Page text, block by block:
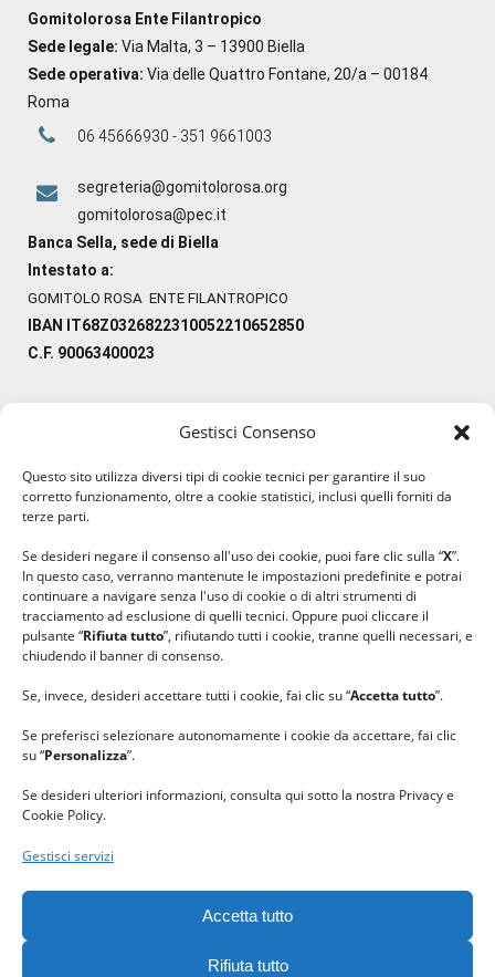
Gestisci Consenso
Questo sito utilizza diversi tipi di cookie tecnici per garantire il suo
corretto funzionamento, oltre a cookie statistici, inclusi quelli forniti da
terze parti.
Se desideri negare il consenso all'uso dei cookie, puoi fare clic sulla “X”.
In questo caso, verranno mantenute le impostazioni predefinite e potrai
continuare a navigare senza l'uso di cookie o di altri strumenti di
tracciamento ad esclusione di quelli tecnici. Oppure puoi cliccare il
pulsante “Rifiuta tutto”, rifiutando tutti i cookie, tranne quelli necessari, e
chiudendo il banner di consenso.
Se, invece, desideri accettare tutti i cookie, fai clic su “Accetta tutto”.
Se preferisci selezionare autonomamente i cookie da accettare, fai clic
su “Personalizza”.
Se desideri ulteriori informazioni, consulta qui sotto la nostra Privacy e
Cookie Policy.
Gestisci servizi
Accetta tutto
Rifiuta tutto
Gomitolorosa Ente Filantropico
Sede legale: Via Malta, 3 – 13900 Biella
Sede operativa: Via delle Quattro Fontane, 20/a – 00184
Roma
06 45666930 - 351 9661003
segreteria@gomitolorosa.org
gomitolorosa@pec.it
Banca Sella, sede di Biella
Intestato a:
GOMITOLO ROSA ENTE FILANTROPICO
IBAN IT68Z0326822310052210652850
C.F. 90063400023
#lanaterapia
#ilcaloredellempatia